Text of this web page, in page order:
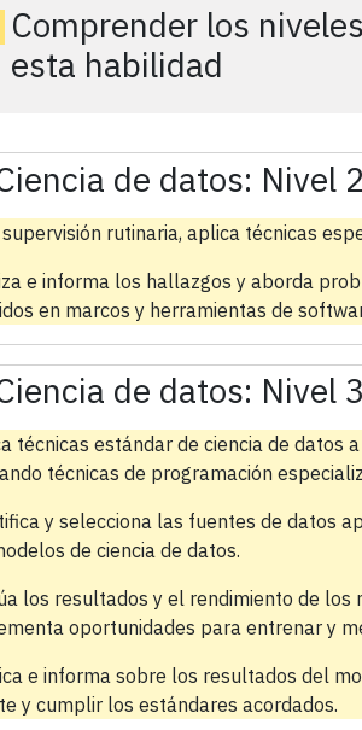
Comprender los
esta habilidad
de datos: Nivel 2
rutinaria, aplica técnicas
e informa los hallazgos y aborda
en marcos y herramientas de
de datos: Nivel 3
técnicas estándar de ciencia de datos
técnicas de programación
y selecciona las fuentes de datos
de ciencia de datos.
los resultados y el rendimiento de los
oportunidades para entrenar y
e informa sobre los resultados del
y cumplir los estándares acordados.